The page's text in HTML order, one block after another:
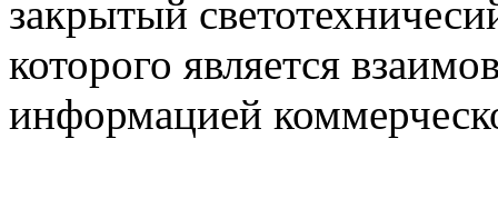
закрытый
которого является
информацией